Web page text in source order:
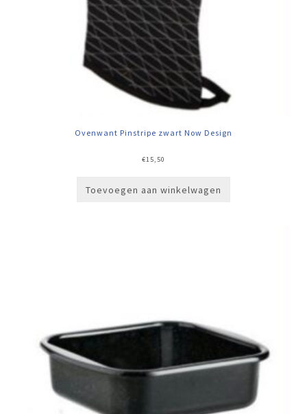
Ovenwant Pinstripe zwart Now Design
€15,50
Toevoegen aan winkelwagen